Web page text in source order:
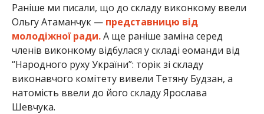
Раніше ми писали, що до складу виконкому ввели
Ольгу Атаманчук — представницю від
молодіжної ради.А ще раніше заміна серед
членів виконкому відбулася у складі еоманди від
“Народного руху України”: торік зі складу
виконавчого комітету вивели Тетяну Будзан, а
натомість ввели до його складу Ярослава
Шевчука.